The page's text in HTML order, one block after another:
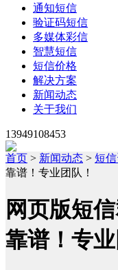
通知短信
验证码短信
多媒体彩信
智慧短信
短信价格
解决方案
新闻动态
关于我们
13949108453
首页 > 新闻动态 > 短
靠谱！专业团队！
网页版短
靠谱！专业